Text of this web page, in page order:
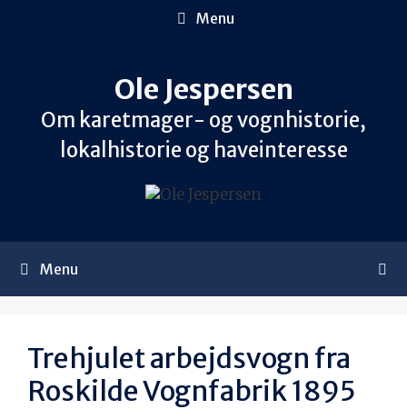
Menu
Ole Jespersen
Om karetmager- og vognhistorie,
lokalhistorie og haveinteresse
Menu
Trehjulet arbejdsvogn fra
Roskilde Vognfabrik 1895